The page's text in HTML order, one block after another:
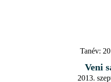
Tanév:
Veni
2013.